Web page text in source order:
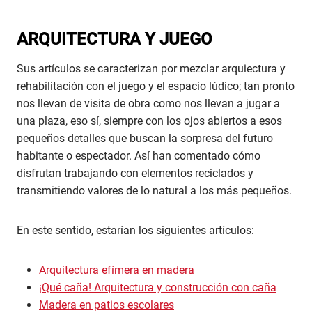
ARQUITECTURA Y JUEGO
Sus artículos se caracterizan por mezclar arquiectura y
rehabilitación con el juego y el espacio lúdico; tan pronto
nos llevan de visita de obra como nos llevan a jugar a
una plaza, eso sí, siempre con los ojos abiertos a esos
pequeños detalles que buscan la sorpresa del futuro
habitante o espectador. Así han comentado cómo
disfrutan trabajando con elementos reciclados y
transmitiendo valores de lo natural a los más pequeños.
En este sentido, estarían los siguientes artículos:
Arquitectura efímera en madera
¡Qué caña! Arquitectura y construcción con caña
Madera en patios escolares